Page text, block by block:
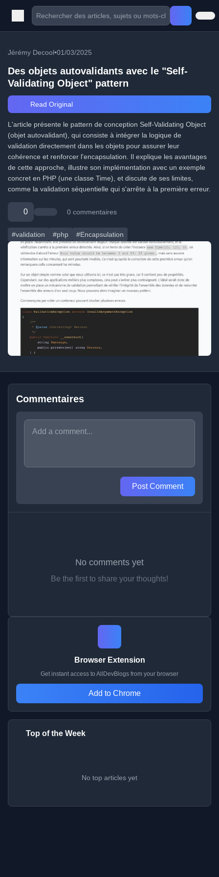
Jérémy Decool•01/03/2025
Des objets autovalidants avec le "Self-
Validating Object" pattern
Read Original
L'article présente le pattern de conception Self-Validating Object
(objet autovalidant), qui consiste à intégrer la logique de
validation directement dans les objets pour assurer leur
cohérence et renforcer l'encapsulation. Il explique les avantages
de cette approche, illustre son implémentation avec un exemple
concret en PHP (une classe Time), et discute de ses limites,
comme la validation séquentielle qui s'arrête à la première erreur.
0 0 commentaires
#validation #php #Encapsulation
Commentaires
Post Comment
No comments yet
Be the first to share your thoughts!
Browser Extension
Get instant access to AllDevBlogs from your browser
Add to Chrome
Top of the Week
No top articles yet